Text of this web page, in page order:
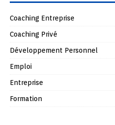
Coaching Entreprise
Coaching Privé
Développement Personnel
Emploi
Entreprise
Formation